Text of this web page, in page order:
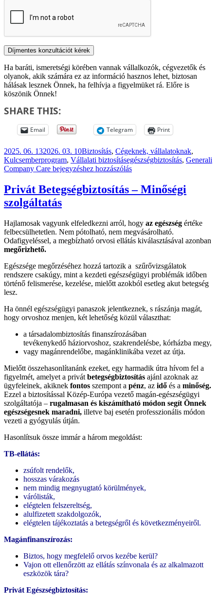
Ha baráti, ismeretségi körében vannak vállalkozók, cégvezetők és
olyanok, akik számára ez az információ hasznos lehet, biztosan
hálásak lesznek Önnek, ha felhívja a figyelmüket rá. Előre is
köszönik Önnek!
SHARE THIS:
Email Telegram Print
Közzétéve
2025. 06. 132026. 03. 10Kategória
Biztosítás, Cégeknek, vállalatoknak,
Kulcsemberprogram, Vállalati biztosításCímke
egészségbiztosítás, Generali
Company CareEgészségbiztosítás
munkatársaknak!
bejegyzéshez hozzászólás
Privát Betegségbiztosítás – Minőségi
szolgáltatás
Hajlamosak vagyunk elfeledkezni arról, hogy az egészség értéke
felbecsülhetetlen. Nem pótolható, nem megvásárolható.
Odafigyeléssel, a megbízható orvosi ellátás kiválasztásával azonban
megőrizhető.
Egészsége megőrzéséhez hozzá tartozik a szűrővizsgálatok
rendszere csakúgy, mint a kezdeti egészségügyi problémák időben
történő felismerése, kezelése, mielőtt azokból esetleg akut betegség
lesz.
Ha önnél egészségügyi panaszok jelentkeznek, s rászánja magát,
hogy orvoshoz menjen, két lehetőség közül választhat:
a társadalombiztosítás finanszírozásában
tevékenykedő háziorvoshoz, szakrendelésbe, kórházba megy,
vagy magánrendelőbe, magánklinikába vezet az útja.
Mielőtt összehasonlítanánk ezeket, egy harmadik útra hívom fel a
figyelmét, amelyet a privát betegségbiztosítás ajánl azoknak az
ügyfeleinek, akiknek fontos szempont a pénz, az idő és a minőség.
Ezzel a biztosítással Közép-Európa vezető magán-egészségügyi
szolgáltatója – rugalmasan és kiszámítható módon segít Önnek
egészségesnek maradni, illetve baj esetén professzionális módon
vezeti a gyógyulás útján.
Hasonlítsuk össze immár a három megoldást:
TB-ellátás:
zsúfolt rendelők,
hosszas várakozás
nem mindig megnyugtató körülmények,
várólisták,
elégtelen felszereltség,
alulfizetett szakdolgozók,
elégtelen tájékoztatás a betegségről és következményeiről.
Magánfinanszírozás:
Biztos, hogy megfelelő orvos kezébe kerül?
Vajon ott ellenőrzött az ellátás színvonala és az alkalmazott
eszközök tára?
Privát Egészségbiztosítás: